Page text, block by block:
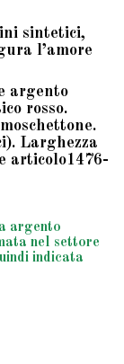
sintetici,
l’amore
argento
rosso.
Larghezza
articolo1476-
argento
nel settore
indicata